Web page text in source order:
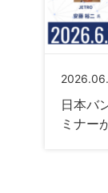
日本バ
ミナー